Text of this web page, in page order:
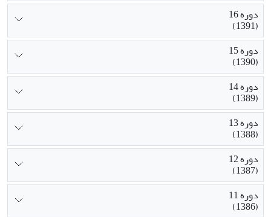
دوره 16
(1391)
دوره 15
(1390)
دوره 14
(1389)
دوره 13
(1388)
دوره 12
(1387)
دوره 11
(1386)